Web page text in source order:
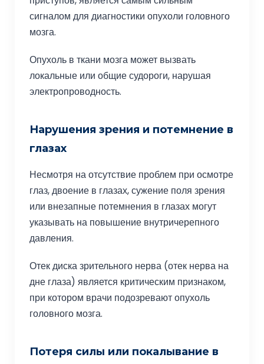
сигналом для диагностики опухоли головного
мозга.
Опухоль в ткани мозга может вызвать
локальные или общие судороги, нарушая
электропроводность.
Нарушения зрения и потемнение в
глазах
Несмотря на отсутствие проблем при осмотре
глаз, двоение в глазах, сужение поля зрения
или внезапные потемнения в глазах могут
указывать на повышение внутричерепного
давления.
Отек диска зрительного нерва (отек нерва на
дне глаза) является критическим признаком,
при котором врачи подозревают опухоль
головного мозга.
Потеря силы или покалывание в